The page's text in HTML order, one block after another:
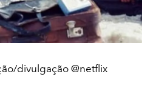
divulgação @netflix